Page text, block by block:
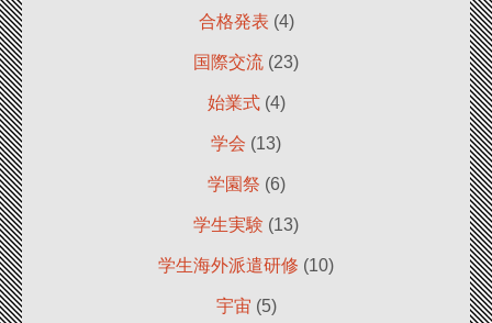
合格発表 (4)
国際交流 (23)
始業式(4)
学会 (13)
学園祭 (6)
学生実験 (13)
学生海外派遣研修 (10)
宇宙 (5)